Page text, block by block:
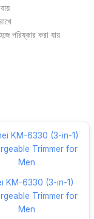
করা যায়
KM-6330 (3-in-1)
Trimmer for
Men